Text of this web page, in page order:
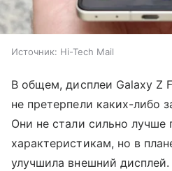
Источник: Hi-Tech Mail
В общем, дисплеи Galaxy Z
не претерпели каких-либо
Они не стали сильно лучше
характеристикам, но в
улучшила внешний дисплей.